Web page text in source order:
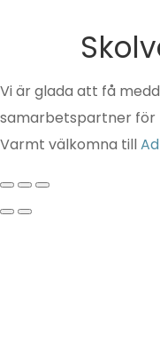
Vi är glada att få
samarbetspartner för
Varmt välkomna till